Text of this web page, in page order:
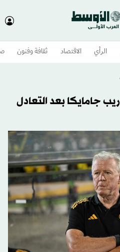
الرأي الاقتصاد ثقافة وفنون
جامايكا بعد التعادل